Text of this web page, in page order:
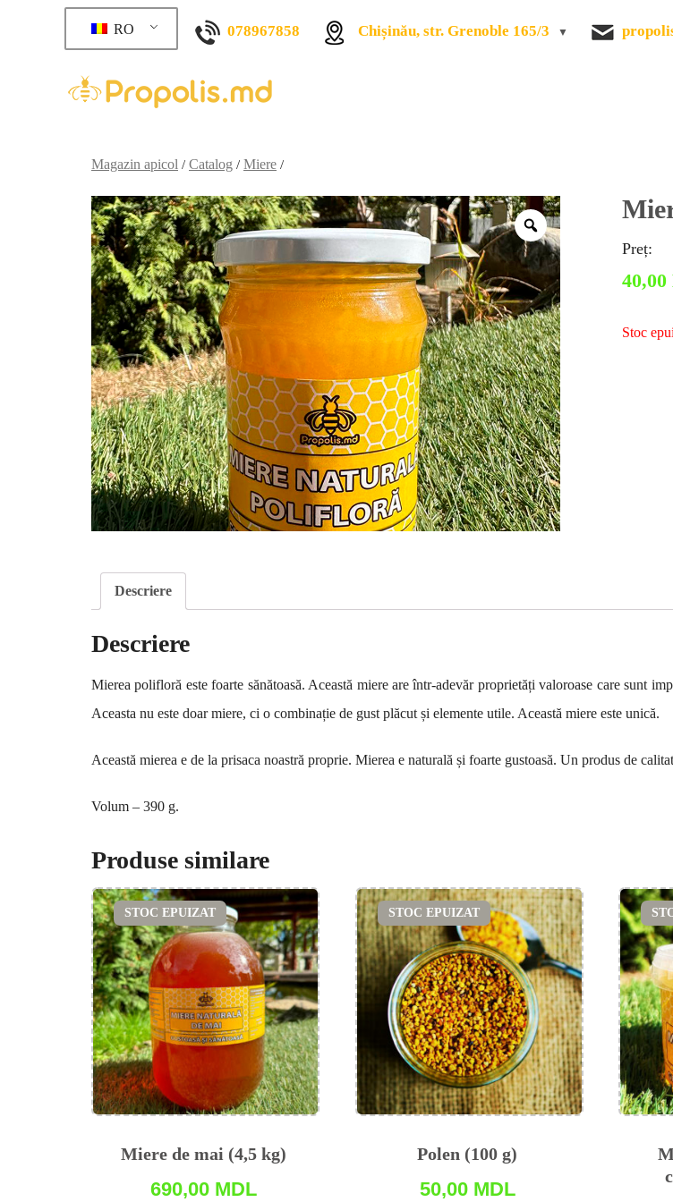
RO 078967858 Chișinău, str. Grenoble 165/3
Magazin apicol / Catalog / Miere /
Zoom
Preț:
40,00
Stoc
Descriere
Descriere
Mierea polifloră este foarte sănătoasă. Această miere are într-adevăr proprietăți valoroase care sunt
Aceasta nu este doar miere, ci o combinație de gust plăcut și elemente utile. Această miere este unică.
Această mierea e de la prisaca noastră proprie. Mierea e naturală și foarte gustoasă. Un produs de
Volum – 390 g.
Produse similare
Miere de mai (4,5 kg)
690,00 MDL
STOC EPUIZAT
Polen (100 g)
50,00 MDL
STOC EPUIZAT